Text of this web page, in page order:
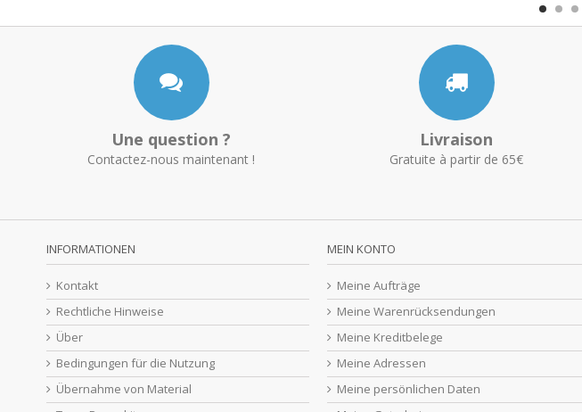
Une question ?
Contactez-nous maintenant !
Livraison
Gratuite à partir de 65€
INFORMATIONEN
Kontakt
Rechtliche Hinweise
Über
Bedingungen für die Nutzung
Übernahme von Material
MEIN KONTO
Meine Aufträge
Meine Warenrücksendungen
Meine Kreditbelege
Meine Adressen
Meine persönlichen Daten